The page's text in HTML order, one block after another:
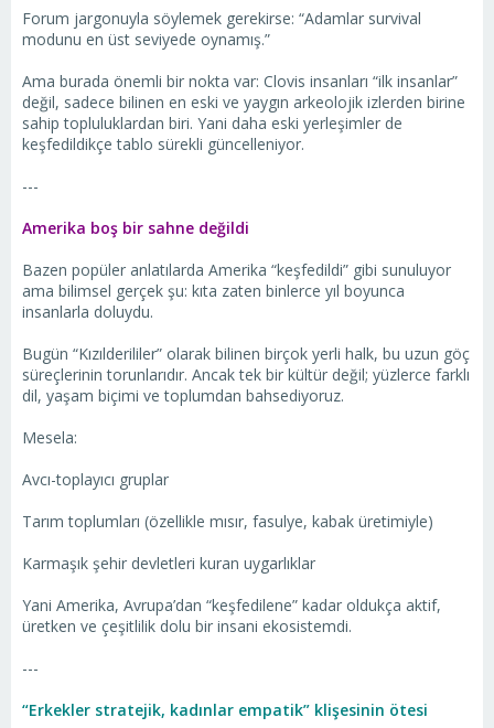
Forum jargonuyla söylemek gerekirse: “Adamlar survival
modunu en üst seviyede oynamış.”
Ama burada önemli bir nokta var: Clovis insanları “ilk insanlar”
değil, sadece bilinen en eski ve yaygın arkeolojik izlerden birine
sahip topluluklardan biri. Yani daha eski yerleşimler de
keşfedildikçe tablo sürekli güncelleniyor.
---
Amerika boş bir sahne değildi
Bazen popüler anlatılarda Amerika “keşfedildi” gibi sunuluyor
ama bilimsel gerçek şu: kıta zaten binlerce yıl boyunca
insanlarla doluydu.
Bugün “Kızılderililer” olarak bilinen birçok yerli halk, bu uzun göç
süreçlerinin torunlarıdır. Ancak tek bir kültür değil; yüzlerce farklı
dil, yaşam biçimi ve toplumdan bahsediyoruz.
Mesela:
Avcı-toplayıcı gruplar
Tarım toplumları (özellikle mısır, fasulye, kabak üretimiyle)
Karmaşık şehir devletleri kuran uygarlıklar
Yani Amerika, Avrupa’dan “keşfedilene” kadar oldukça aktif,
üretken ve çeşitlilik dolu bir insani ekosistemdi.
---
“Erkekler stratejik, kadınlar empatik” klişesinin ötesi